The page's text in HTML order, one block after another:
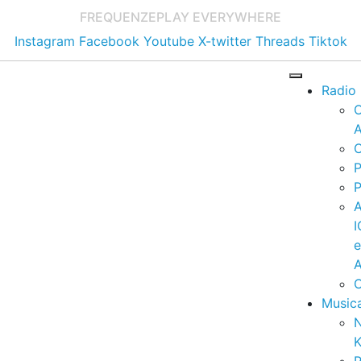
FREQUENZEPLAY EVERYWHERE
Instagram Facebook Youtube X-twitter Threads Tiktok
Radio
e